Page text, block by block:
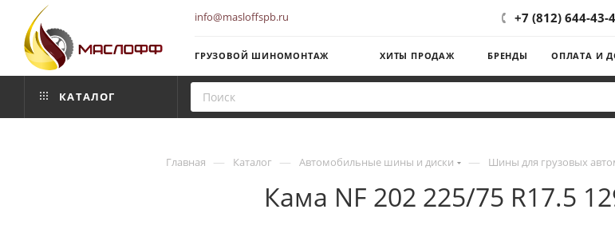
info@masloffspb.ru +7 (812) 644-43-
ГРУЗОВОЙ ШИНОМОНТАЖ ХИТЫ ПРОДАЖ БРЕНДЫ ОПЛАТА И
КАТАЛОГ
Главная — Каталог — Автомобильные шины и диски — Шины для грузовых
Кама NF 202 225/75 R17.5